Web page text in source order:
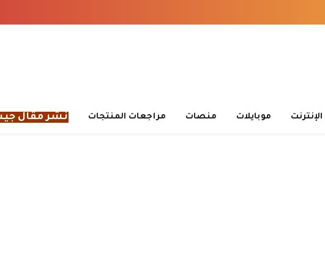
الإنترنت موبايلات منصات مراجعات المنتجات نشر مقال